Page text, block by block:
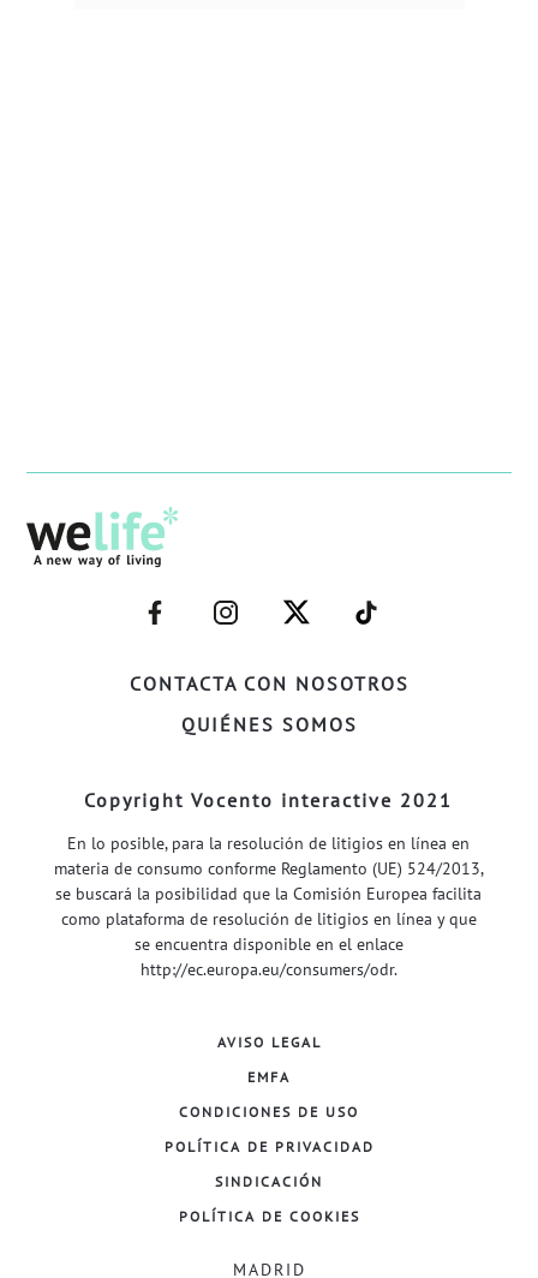
CONTACTA CON NOSOTROS
QUIÉNES SOMOS
–
FACEBOOK–
–
INSTAGRAM–
–
TWITTER–
–
WELIFE–
Copyright Vocento interactive 2021
En lo posible, para la resolución de litigios en línea en
materia de consumo conforme Reglamento (UE) 524/2013,
se buscará la posibilidad que la Comisión Europea facilita
como plataforma de resolución de litigios en línea y que
se encuentra disponible en el enlace
http://ec.europa.eu/consumers/odr.
AVISO LEGAL
EMFA
CONDICIONES DE USO
POLÍTICA DE PRIVACIDAD
SINDICACIÓN
POLÍTICA DE COOKIES
MADRID